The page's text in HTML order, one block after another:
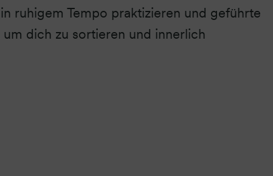
ruhigem Tempo praktizieren und geführte
dich zu sortieren und innerlich